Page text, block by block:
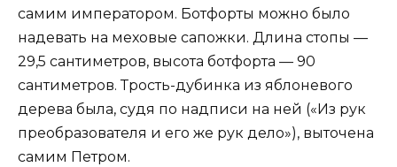
самим императором. Ботфорты можно было
надевать на меховые сапожки. Длина стопы —
29,5 сантиметров, высота ботфорта — 90
сантиметров. Трость-дубинка из яблоневого
дерева была, судя по надписи на ней («Из рук
преобразователя и его же рук дело»), выточена
самим Петром.